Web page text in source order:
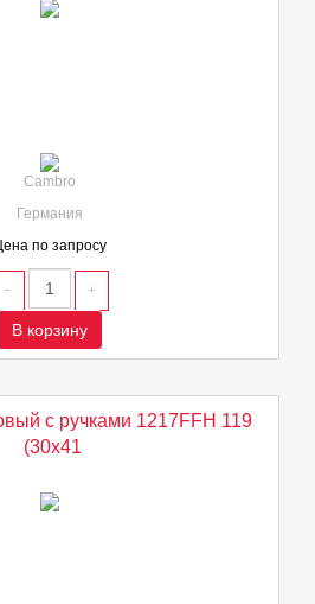
Cambro
Германия
по запросу
В корзину
с ручками 1217FFH 119
(30х41